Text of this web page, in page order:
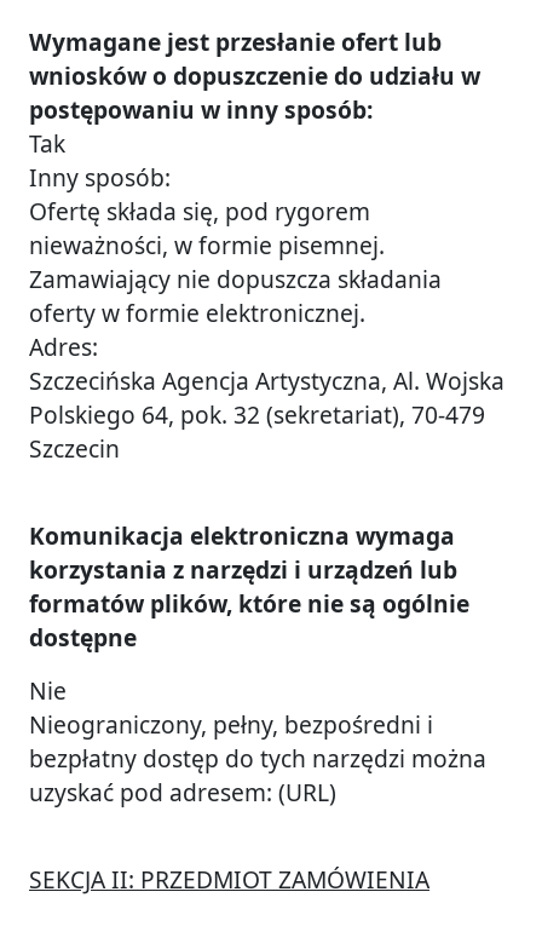
Wymagane jest przesłanie ofert lub
wniosków o dopuszczenie do udziału w
postępowaniu w inny sposób:
Tak
Inny sposób:
Ofertę składa się, pod rygorem
nieważności, w formie pisemnej.
Zamawiający nie dopuszcza składania
oferty w formie elektronicznej.
Adres:
Szczecińska Agencja Artystyczna, Al. Wojska
Polskiego 64, pok. 32 (sekretariat), 70-479
Szczecin
Komunikacja elektroniczna wymaga
korzystania z narzędzi i urządzeń lub
formatów plików, które nie są ogólnie
dostępne
Nie
Nieograniczony, pełny, bezpośredni i
bezpłatny dostęp do tych narzędzi można
uzyskać pod adresem: (URL)
SEKCJA II: PRZEDMIOT ZAMÓWIENIA